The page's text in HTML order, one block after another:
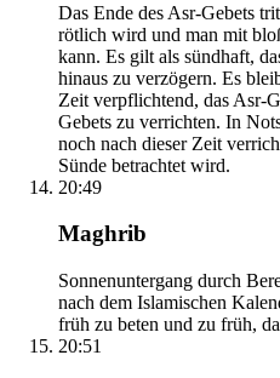
Das Ende des Asr-Gebets
rötlich wird und man mit
kann. Es gilt als sündhaft,
hinaus zu verzögern. Es
Zeit verpflichtend, das Asr-
Gebets zu verrichten. In
noch nach dieser Zeit
Sünde betrachtet wird.
20:49
Maghrib
Sonnenuntergang durch
nach dem Islamischen
früh zu beten und zu früh,
20:51